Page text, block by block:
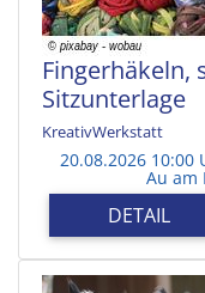
Sitzunterlage
KreativWerkstatt
20.08.2026 10:00
Au am
DETAIL